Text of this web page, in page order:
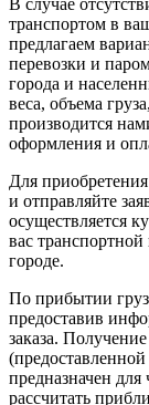
транспортом в
предлагаем
перевозки и
города и
веса, объема
производится
оформления и
Для
и отправляйте
осуществляется
вас
городе.
По прибытии
предоставив
заказа.
предназначен
рассчитать